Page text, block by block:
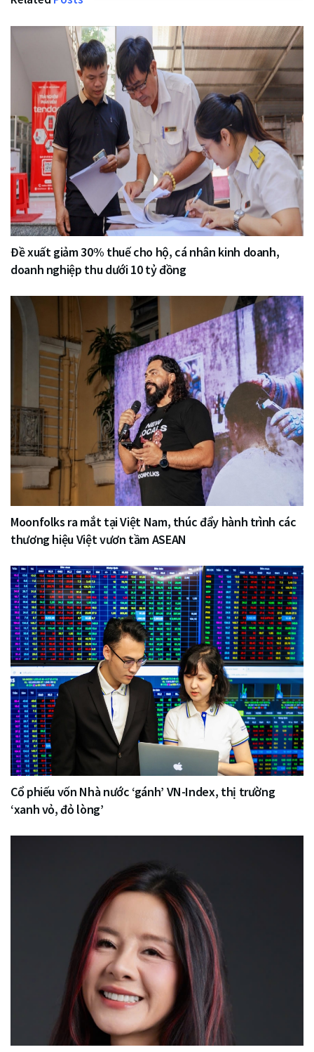
Đề xuất giảm 30% thuế cho hộ, cá nhân kinh doanh,
doanh nghiệp thu dưới 10 tỷ đồng
Moonfolks ra mắt tại Việt Nam, thúc đẩy hành trình các
thương hiệu Việt vươn tầm ASEAN
Cổ phiếu vốn Nhà nước ‘gánh’ VN-Index, thị trường
‘xanh vỏ, đỏ lòng’